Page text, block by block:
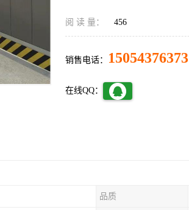
阅 读 量： 456
销售电话： 15054376373
在线QQ：
品质